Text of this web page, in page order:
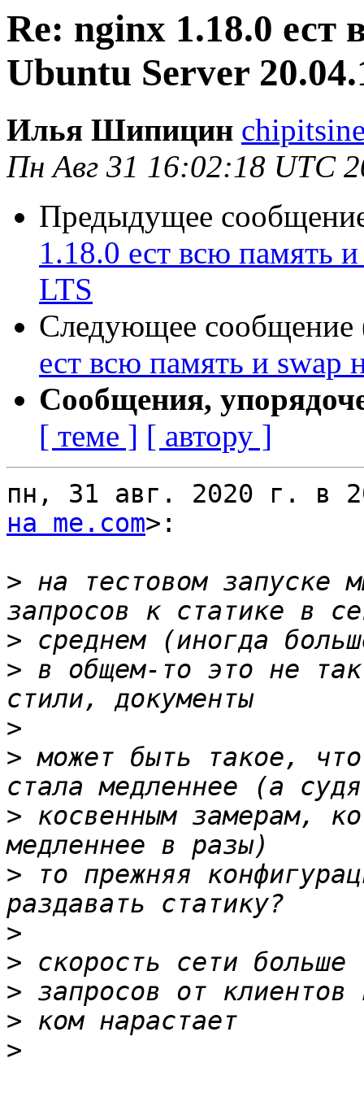
Re: nginx 1.18.0 ест
Ubuntu Server
Илья Шипицин
Пн Авг 31 16:02:18 UTC
Предыдущее
1.18.0 ест всю память
LTS
Следующее сообщение
ест всю память и swap
Сообщения,
[ теме ] [ автору ]
пн, 31 авг. 2020 г. в
на me.com>:
> на тестовом запуске
>
> в общем-то это не
>
> может быть такое,
> косвенным замерам,
> то прежняя
>
>
>
>
>